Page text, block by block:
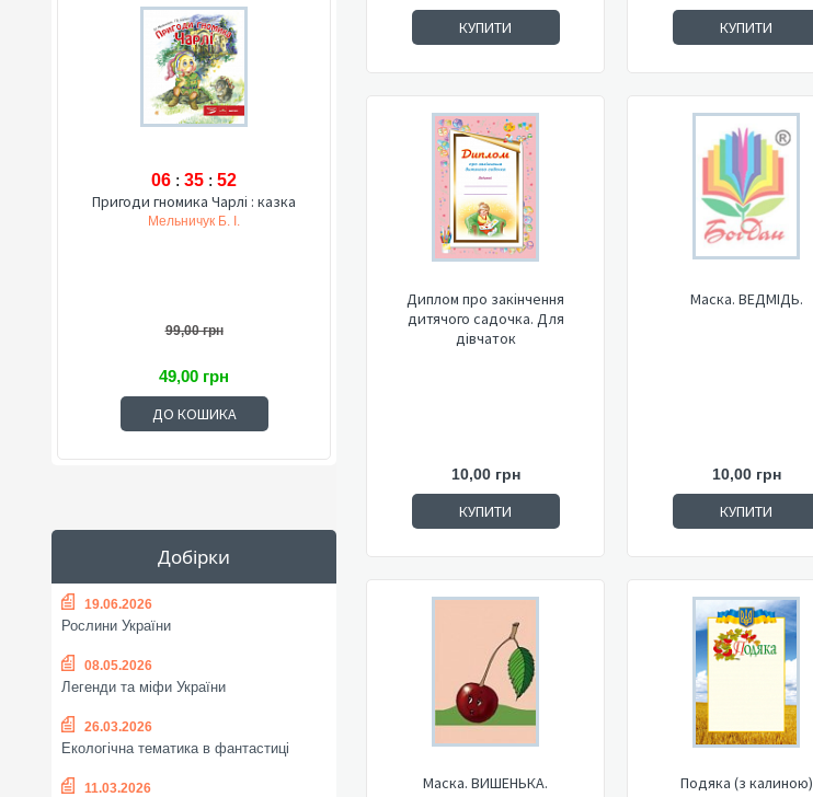
06 : 35 : 51
Пригоди гномика Чарлі : казка
Мельничук Б. І.
99,00 грн
49,00 грн
ДО КОШИКА
Добірки
19.06.2026
Рослини України
08.05.2026
Легенди та міфи України
26.03.2026
Екологічна тематика в фантастиці
11.03.2026
КУПИТИ КУПИТИ
Диплом про закінчення
дитячого садочка. Для
дівчаток
10,00 грн
КУПИТИ
Маска. ВЕДМІДЬ.
10,00 грн
КУПИТИ
Маска. ВИШЕНЬКА. Подяка (з калиною)